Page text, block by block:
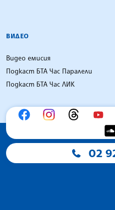
ВИДЕО
Видео емисия
Подкаст БТА Час Паралели
Подкаст БТА Час ЛИК
02